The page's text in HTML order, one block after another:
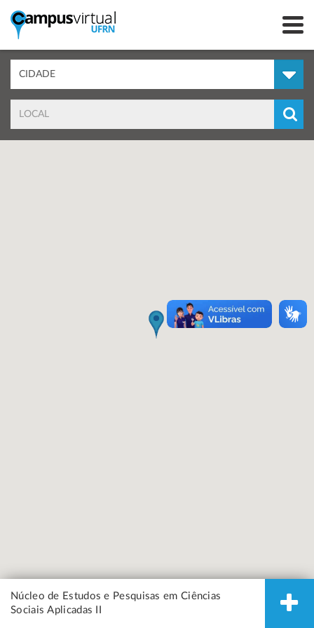
Núcleo de Estudos e Pesquisas em Ciências
Sociais Aplicadas II